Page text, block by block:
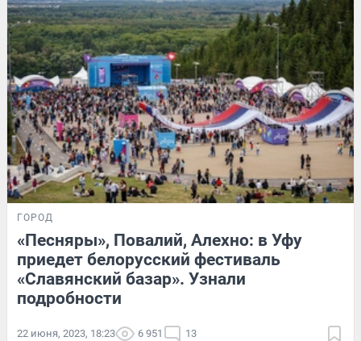
ГОРОД
«Песняры», Повалий, Алехно: в Уфу
приедет белорусский фестиваль
«Славянский базар». Узнали
подробности
22 июня, 2023, 18:23 6 951 13